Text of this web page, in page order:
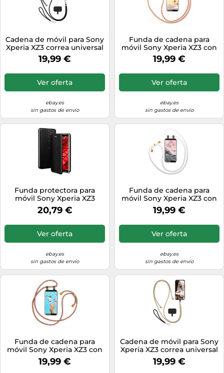
Cadena de móvil para Sony
Xperia XZ3 correa universal
sin funda cordón...
19,99 €
Ver oferta
ebay.es
sin gastos de envío
Funda de cadena para
móvil Sony Xperia XZ3 con
cinta Funda de cadena
Cordón...
19,99 €
Ver oferta
ebay.es
sin gastos de envío
Funda protectora para
móvil Sony Xperia XZ3
Book Case tarjetero funda
para móvil
20,79 €
Ver oferta
ebay.es
sin gastos de envío
Funda de cadena para
móvil Sony Xperia XZ3 con
cinta Funda de cadena
Cordón...
19,99 €
Ver oferta
ebay.es
sin gastos de envío
Funda de cadena para
móvil Sony Xperia XZ3 con
cinta Funda de cadena
Cordón...
19,99 €
Cadena de móvil para Sony
Xperia XZ3 correa universal
sin funda cordón...
19,99 €